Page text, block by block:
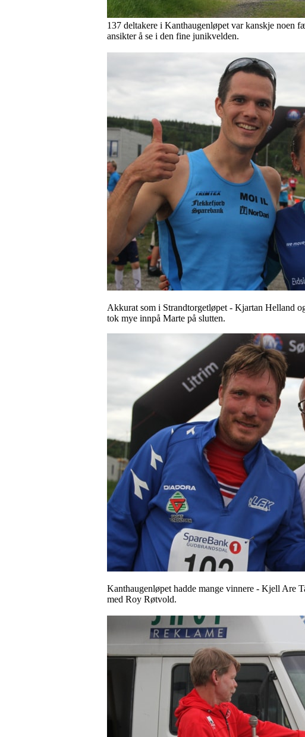
137 deltakere i Kanthaugenløpet var kanskje noen
ansikter å se i den fine junikvelden.
Akkurat som i Strandtorgetløpet - Kjartan Helland
tok mye innpå Marte på slutten.
Kanthaugenløpet hadde mange vinnere - Kjell Are
med Roy Røtvold.